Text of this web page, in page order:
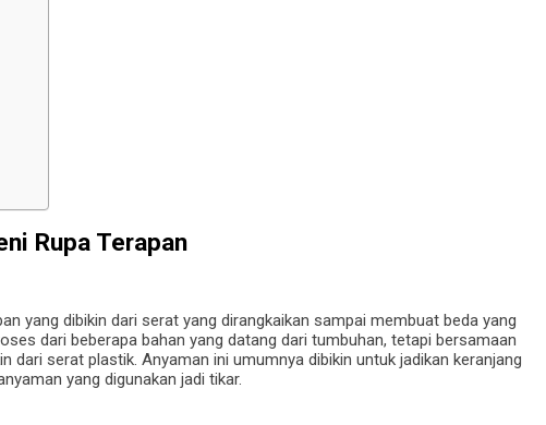
Rupa Terapan
yang dibikin dari serat yang dirangkaikan sampai membuat beda yang
dari beberapa bahan yang datang dari tumbuhan, tetapi bersamaan
dari serat plastik. Anyaman ini umumnya dibikin untuk jadikan keranjang
yang digunakan jadi tikar.